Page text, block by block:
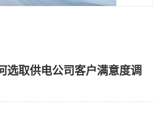
选取供电公司客户满意度调